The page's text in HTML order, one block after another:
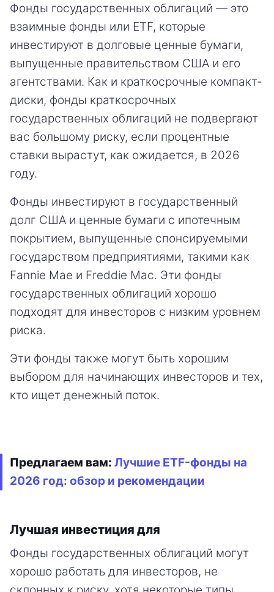
Фонды государственных облигаций — это
взаимные фонды или ETF, которые
инвестируют в долговые ценные бумаги,
выпущенные правительством США и его
агентствами. Как и краткосрочные компакт-
диски, фонды краткосрочных
государственных облигаций не подвергают
вас большому риску, если процентные
ставки вырастут, как ожидается, в 2026
году.
Фонды инвестируют в государственный
долг США и ценные бумаги с ипотечным
покрытием, выпущенные спонсируемыми
государством предприятиями, такими как
Fannie Mae и Freddie Mac. Эти фонды
государственных облигаций хорошо
подходят для инвесторов с низким уровнем
риска.
Эти фонды также могут быть хорошим
выбором для начинающих инвесторов и тех,
кто ищет денежный поток.
Предлагаем вам: Лучшие ETF-фонды на
2026 год: обзор и рекомендации
Лучшая инвестиция для
Фонды государственных облигаций могут
хорошо работать для инвесторов, не